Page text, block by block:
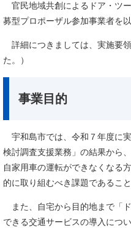
官民地域共創によるドア・ツ
募型プロポーザル参加事業者を
詳細につきましては、実施要
た。）
事業目的
宇和島市では、令和７年度に
検討調査支援業務」の結果から
自家用車の運転ができなくなる
的に取り組むべき課題であるこ
また、自宅から目的地まで「
できる交通サービスの導入につ